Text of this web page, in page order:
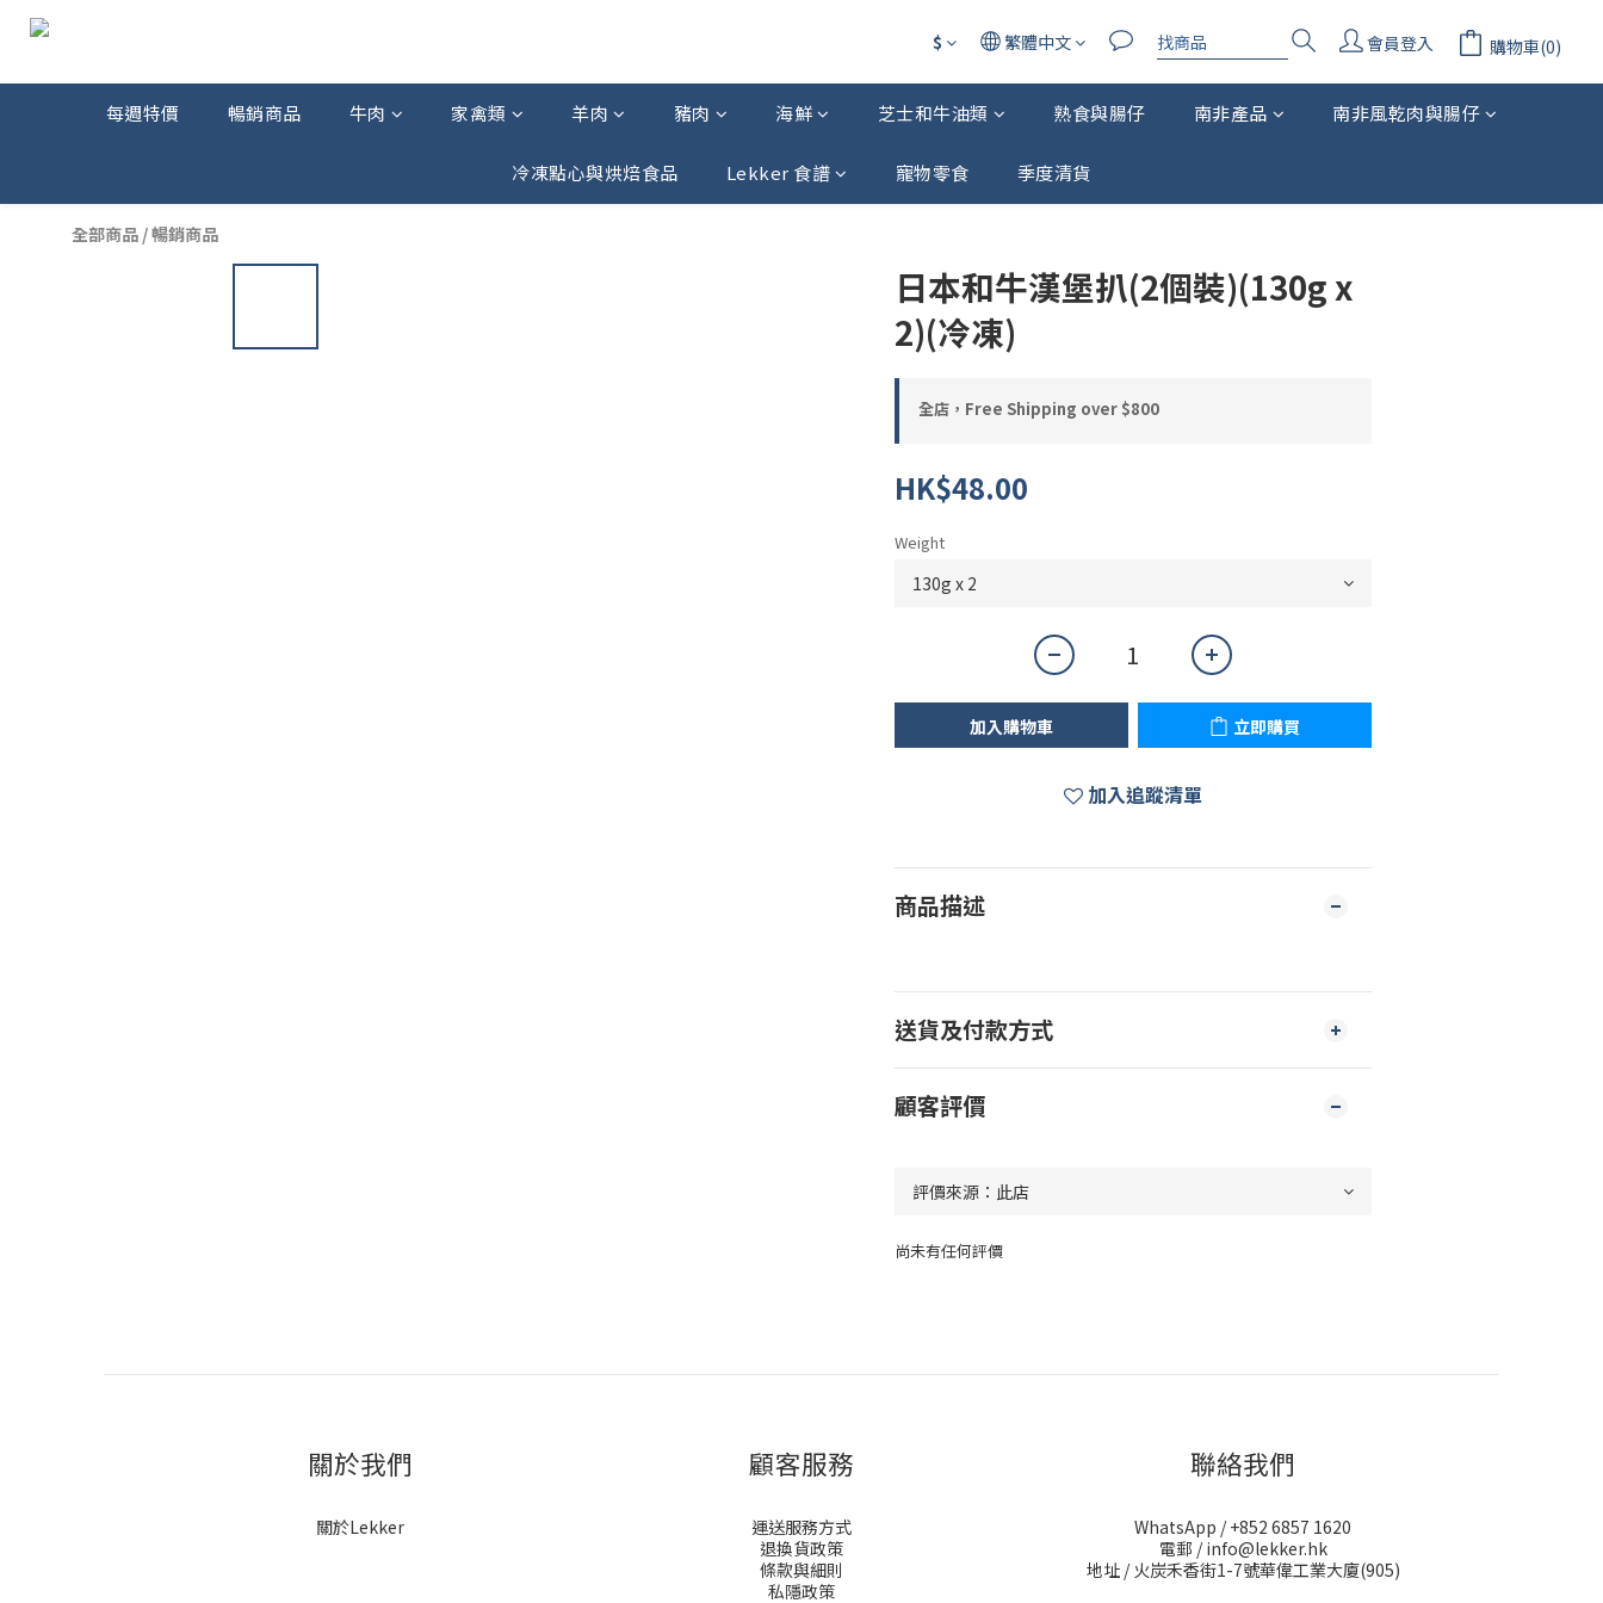
$ 繁體中文 會員登入 購物車(0)
每週特價 暢銷商品 牛肉 家禽類 羊肉 豬肉 海鮮 芝士和牛油類 熟食與腸仔 南非產品 南非風乾肉與腸仔
冷凍點心與烘焙食品 Lekker 食譜 寵物零食 季度清貨
全部商品 /暢銷商品
日本和牛漢堡扒(2個裝)(130g x
2)(冷凍)
全店，Free Shipping over $800
HK$48.00
Weight
加入購物車 立即購買
加入追蹤清單
商品描述
送貨及付款方式
顧客評價
尚未有任何評價
關於我們
關於Lekker
顧客服務
運送服務方式
退換貨政策
條款與細則
私隱政策
聯絡我們
WhatsApp / +852 6857 1620
電郵 / info@lekker.hk
地址 / 火炭禾香街1-7號華偉工業大廈(905)